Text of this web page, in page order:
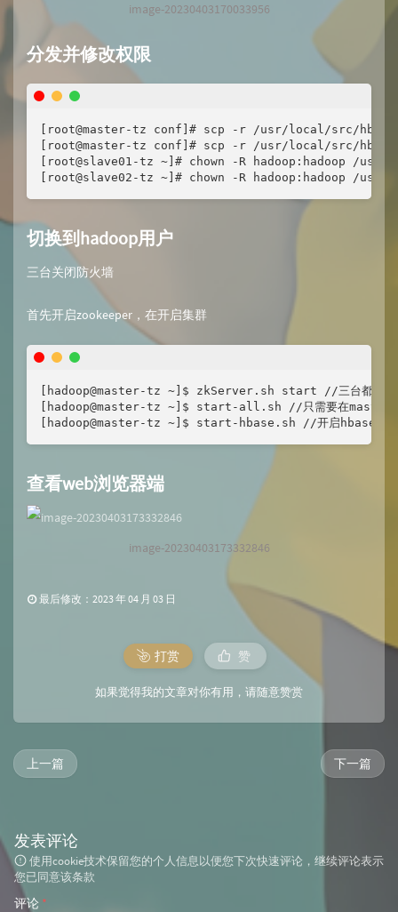
image-20230403170033956
分发并修改权限
[root@master-tz conf]# scp -r /usr/local/src/
[root@master-tz conf]# scp -r /usr/local/src/
[root@slave01-tz ~]# chown -R hadoop:hadoop /
[root@slave02-tz ~]# chown -R hadoop:hadoop /
切换到hadoop用户
三台关闭防火墙
首先开启zookeeper，在开启集群
[hadoop@master-tz ~]$ zkServer.sh start //三台都需要
[hadoop@master-tz ~]$ start-all.sh //只需要在master开
[hadoop@master-tz ~]$ start-hbase.sh //开启hbase
查看web浏览器端
image-20230403173332846
最后修改：2023 年 04 月 03 日
打赏 赞
如果觉得我的文章对你有用，请随意赞赏
下一篇
上一篇
发表评论
使用cookie技术保留您的个人信息以便您下次快速评论，继续评论表示
您已同意该条款
评论 *